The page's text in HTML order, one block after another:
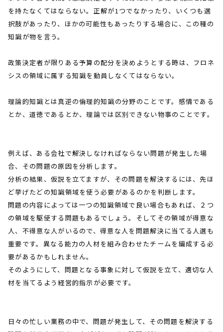
を持たなくてはならない。正解が1つでなかったり、いくつも選
択肢があったり、ほかの可能性もあったりする場合に、この種の
知識が物を言う。
政策決定者が限りある予算の配分を決めようとする時は、フロネ
シスの領域に属する知識を動員しなくてはならない。
理論的知識とは真逆の倫理的知識の分野のことです。感情である
とか、道徳であるとか、理論では区別できない物事のことです。
例えば、ある会社で解決しなければならない問題が発生した場
合、その問題の原因を分析します。
分析の結果、仮説を立てますが、その問題を解決するには、先ほ
ど挙げたどの知識領域を使う必要があるのかを判断します。
問題の内容によっては一つの知識領域で良い場合もあれば、２つ
の領域を駆使する問題もあるでしょう。そしてその領域が得意な
人、不得意な人がいるので、得意な人を問題解決に当てる人選も
重要です。異なる能力の人材を組み合わせたチームを編成する必
要があるかもしれません。
そのようにして、問題となる事象に対して仮説を立て、適切な人
材を当てるよう経営的指示が必要です。
日々の忙しい業務の中で、問題が発生して、その問題を解決する